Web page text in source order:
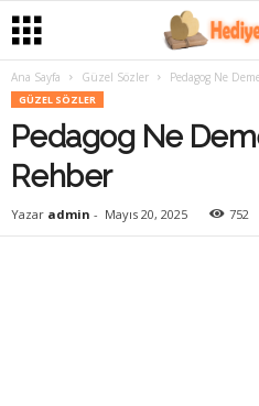
Ana Sayfa Güzel Sözler Pedagog Ne
GÜZEL SÖZLER
Pedagog Ne
Rehber
Yazar admin - Mayıs 20, 2025 752